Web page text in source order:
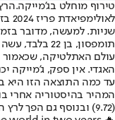
טירוף מוחלט בג'מייקה.
שניות. למעשה, מדובר
תומפסון, בן
עולם האתלטיקה, שכאמור
האגדי. אין ספק, ג'מייקה
עד כמה התוצאה הזו היא
(9.72) ובנוסף גם הפך לרץ התשיעי המהיר אי פעם.